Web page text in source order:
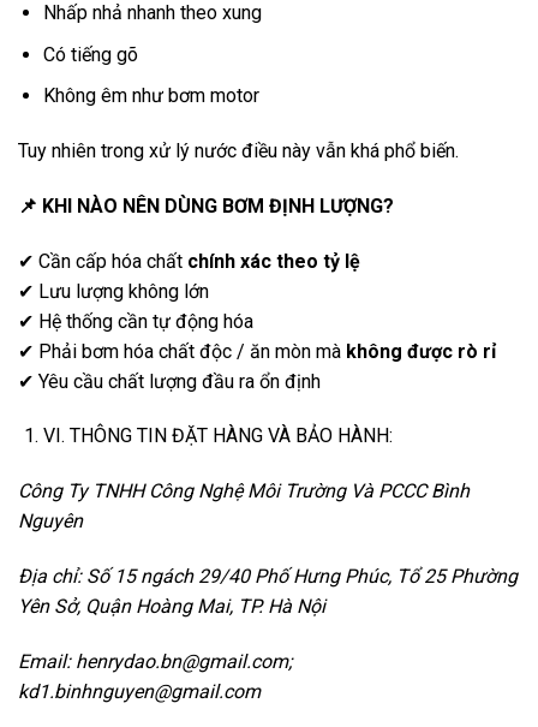
Nhấp nhả nhanh theo xung
Có tiếng gõ
Không êm như bơm motor
Tuy nhiên trong xử lý nước điều này vẫn khá phổ biến.
📌 KHI NÀO NÊN DÙNG BƠM ĐỊNH LƯỢNG?
✔ Cần cấp hóa chất chính xác theo tỷ lệ
✔ Lưu lượng không lớn
✔ Hệ thống cần tự động hóa
✔ Phải bơm hóa chất độc / ăn mòn mà không được rò rỉ
✔ Yêu cầu chất lượng đầu ra ổn định
VI. THÔNG TIN ĐẶT HÀNG VÀ BẢO HÀNH:
Công Ty TNHH Công Nghệ Môi Trường Và PCCC Bình
Nguyên
Địa chỉ: Số 15 ngách 29/40 Phố Hưng Phúc, Tổ 25 Phường
Yên Sở, Quận Hoàng Mai, TP. Hà Nội
Email: henrydao.bn@gmail.com;
kd1.binhnguyen@gmail.com